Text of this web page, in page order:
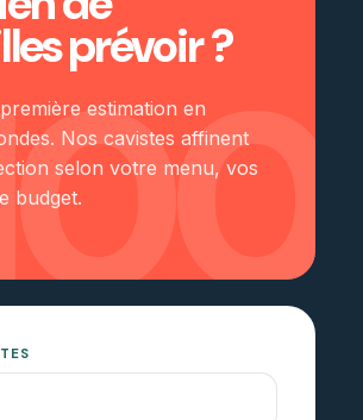
prévoir ?
estimation en
Nos cavistes affinent
selon votre menu, vos
budget.